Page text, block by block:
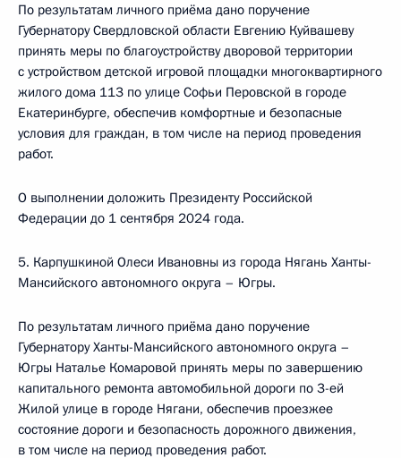
По результатам личного приёма дано поручение
Губернатору Свердловской области Евгению Куйвашеву
принять меры по благоустройству дворовой территории
с устройством детской игровой площадки многоквартирного
жилого дома 113 по улице Софьи Перовской в городе
Екатеринбурге, обеспечив комфортные и безопасные
условия для граждан, в том числе на период проведения
работ.
О выполнении доложить Президенту Российской
Федерации до 1 сентября 2024 года.
5. Карпушкиной Олеси Ивановны из города Нягань Ханты-
Мансийского автономного округа – Югры.
По результатам личного приёма дано поручение
Губернатору Ханты-Мансийского автономного округа –
Югры Наталье Комаровой принять меры по завершению
капитального ремонта автомобильной дороги по 3-ей
Жилой улице в городе Нягани, обеспечив проезжее
состояние дороги и безопасность дорожного движения,
в том числе на период проведения работ.